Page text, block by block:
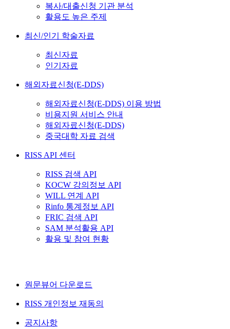
복사/대출신청 기관 분석
활용도 높은 주제
최신/인기 학술자료
최신자료
인기자료
해외자료신청(E-DDS)
해외자료신청(E-DDS) 이용 방법
비용지원 서비스 안내
해외자료신청(E-DDS)
중국대학 자료 검색
RISS API 센터
RISS 검색 API
KOCW 강의정보 API
WILL 연계 API
Rinfo 통계정보 API
FRIC 검색 API
SAM 분석활용 API
활용 및 참여 현황
원문뷰어 다운로드
RISS 개인정보 재동의
공지사항